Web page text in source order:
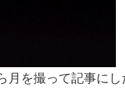
を撮って記事にし